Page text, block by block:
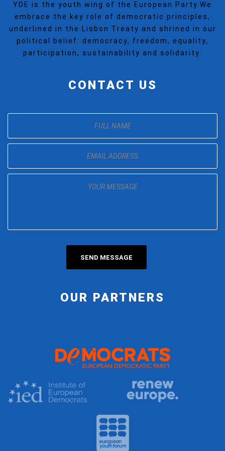
YDE is the youth wing of the European Party.We
embrace the key role of democratic principles,
underlined in the Lisbon Treaty and shrined in our
political belief: democracy, freedom, equality,
participation, sustainability and solidarity.
CONTACT US
OUR PARTNERS